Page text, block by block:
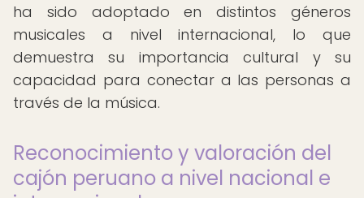
ha sido adoptado en distintos géneros
musicales a nivel internacional, lo que
demuestra su importancia cultural y su
capacidad para conectar a las personas a
través de la música.
Reconocimiento y valoración del
cajón peruano a nivel nacional e